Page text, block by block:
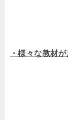
・様々な教材